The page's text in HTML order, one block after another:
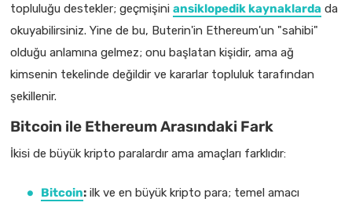
topluluğu destekler; geçmişini ansiklopedik kaynaklarda da
okuyabilirsiniz. Yine de bu, Buterin'in Ethereum'un "sahibi"
olduğu anlamına gelmez; onu başlatan kişidir, ama ağ
kimsenin tekelinde değildir ve kararlar topluluk tarafından
şekillenir.
Bitcoin ile Ethereum Arasındaki Fark
İkisi de büyük kripto paralardır ama amaçları farklıdır:
Bitcoin: ilk ve en büyük kripto para; temel amacı